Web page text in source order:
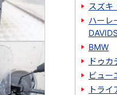
スズキ
ハーレ
BMW
ドゥカ
ビュー
トライ